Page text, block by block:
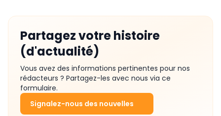
Partagez votre histoire
(d'actualité)
Vous avez des informations pertinentes pour nos
rédacteurs ? Partagez-les avec nous via ce
formulaire.
Signalez-nous des nouvelles